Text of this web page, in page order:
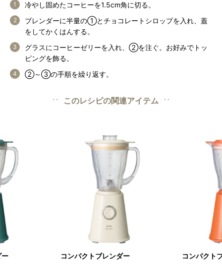
冷やし固めたコーヒーを1.5cm角に切る。
ブレンダーに半量の①とチョコレートシロップを入れ、蓋
をしてかくはんする。
グラスにコーヒーゼリーを入れ、②を注ぐ。お好みでトッ
ピングを飾る。
②～③の手順を繰り返す。
このレシピの関連アイテム
ー コンパクトブレンダー コンパクト